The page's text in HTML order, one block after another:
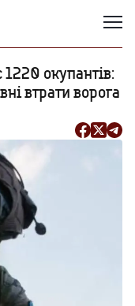
1220 окупантів:
втрати ворога